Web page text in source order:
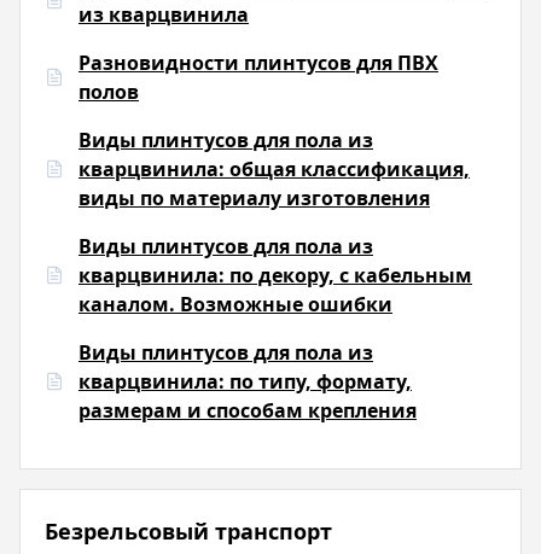
из кварцвинила
Разновидности плинтусов для ПВХ
полов
Виды плинтусов для пола из
кварцвинила: общая классификация,
виды по материалу изготовления
Виды плинтусов для пола из
кварцвинила: по декору, с кабельным
каналом. Возможные ошибки
Виды плинтусов для пола из
кварцвинила: по типу, формату,
размерам и способам крепления
Безрельсовый транспорт